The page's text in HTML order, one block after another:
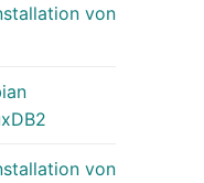
von
von